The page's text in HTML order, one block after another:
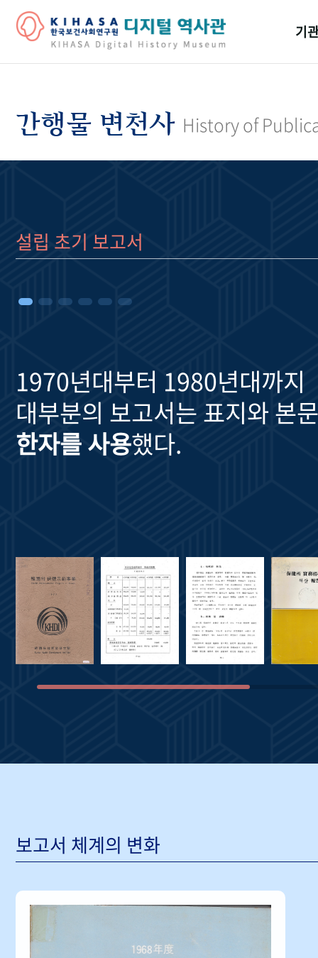
기
기
간행물 변천사 History of
설립 초기 보고서
1970년대부터 1980년대까지
대부분의 보고서는 표지와 본
한자를 사용했다.
보고서 체계의 변화